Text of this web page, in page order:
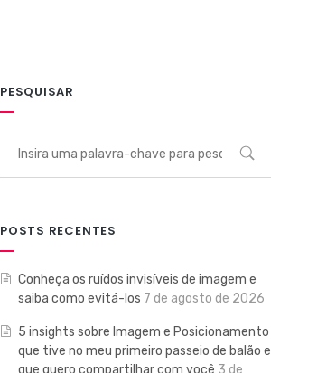
PESQUISAR
POSTS RECENTES
Conheça os ruídos invisíveis de imagem e
saiba como evitá-los 7 de agosto de 2026
5 insights sobre Imagem e Posicionamento
que tive no meu primeiro passeio de balão e
que quero compartilhar com você 3 de